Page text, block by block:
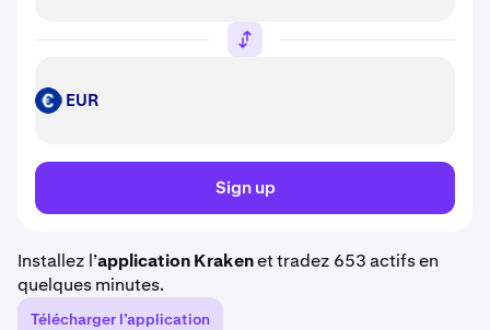
EUR EUR
Sign up
Installez l’application Krakenet tradez 653 actifs en
quelques minutes.
Télécharger l’application